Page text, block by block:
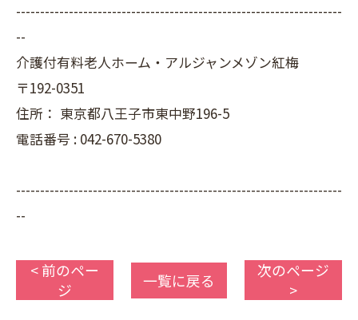
--------------------------------------------------------------------
--
介護付有料老人ホーム・アルジャンメゾン紅梅
〒192-0351
住所： 東京都八王子市東中野196-5
電話番号 : 042-670-5380
--------------------------------------------------------------------
--
< 前のペー
ジ
一覧に戻る
次のページ
>